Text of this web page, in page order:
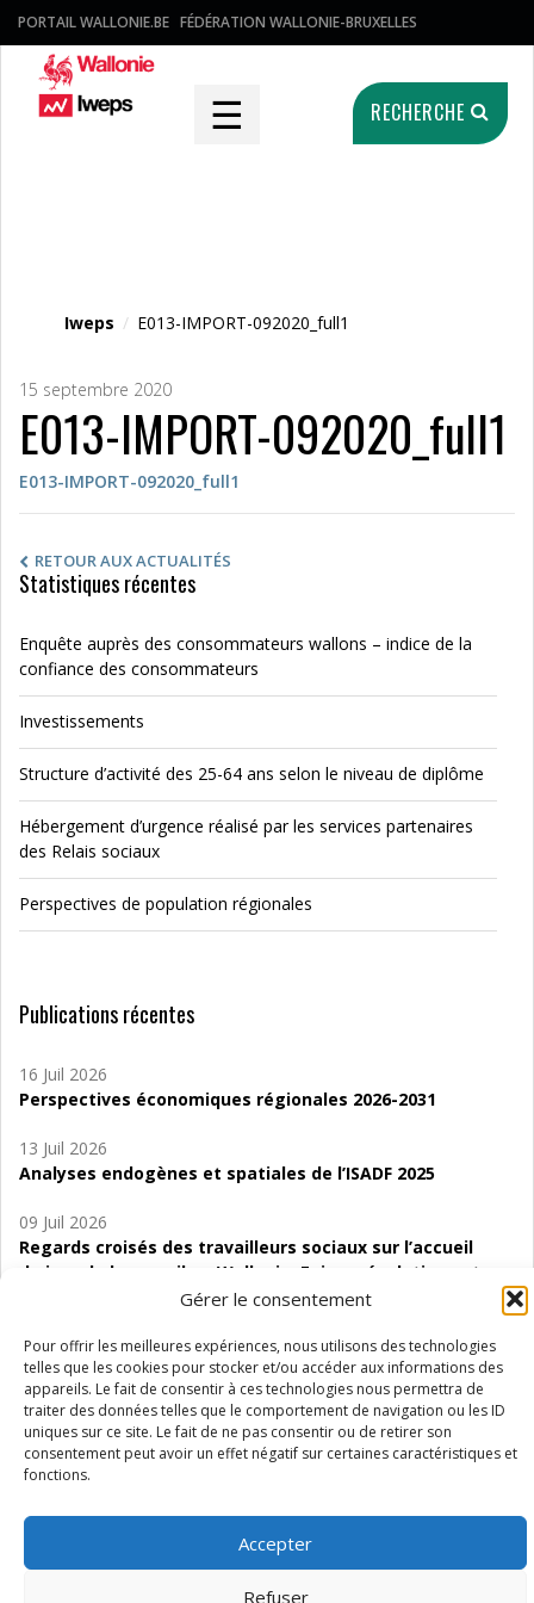
Gérer le consentement
Pour offrir les meilleures expériences, nous utilisons des technologies
telles que les cookies pour stocker et/ou accéder aux informations des
appareils. Le fait de consentir à ces technologies nous permettra de
traiter des données telles que le comportement de navigation ou les ID
uniques sur ce site. Le fait de ne pas consentir ou de retirer son
consentement peut avoir un effet négatif sur certaines caractéristiques et
fonctions.
Accepter
Refuser
PORTAIL WALLONIE.BE FÉDÉRATION WALLONIE-BRUXELLES
☰ RECHERCHE
Iweps / E013-IMPORT-092020_full1
15 septembre 2020
E013-IMPORT-092020_full1
E013-IMPORT-092020_full1
RETOUR AUX ACTUALITÉS
Statistiques récentes
Enquête auprès des consommateurs wallons – indice de la
confiance des consommateurs
Investissements
Structure d’activité des 25-64 ans selon le niveau de diplôme
Hébergement d’urgence réalisé par les services partenaires
des Relais sociaux
Perspectives de population régionales
Publications récentes
16 Juil 2026
Perspectives économiques régionales 2026-2031
13 Juil 2026
Analyses endogènes et spatiales de l’ISADF 2025
09 Juil 2026
Regards croisés des travailleurs sociaux sur l’accueil
de jour de bas seuil en Wallonie. Enjeux, évolutions et
06 Juil 2026
Étude d’évaluabilité des Structures
d’accompagnement à l’autocréation d’emploi (SAACE)
01 Juil 2026
Pénurie du personnel infirmier :quels indicateurs
Wallonie ?